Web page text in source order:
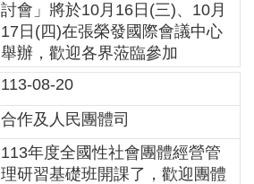
討會」將於10月16日(三)、10月
17日(四)在張榮發國際會議中心
舉辦，歡迎各界蒞臨參加
113-08-20
合作及人民團體司
113年度全國性社會團體經營管
理研習基礎班開課了，歡迎團體